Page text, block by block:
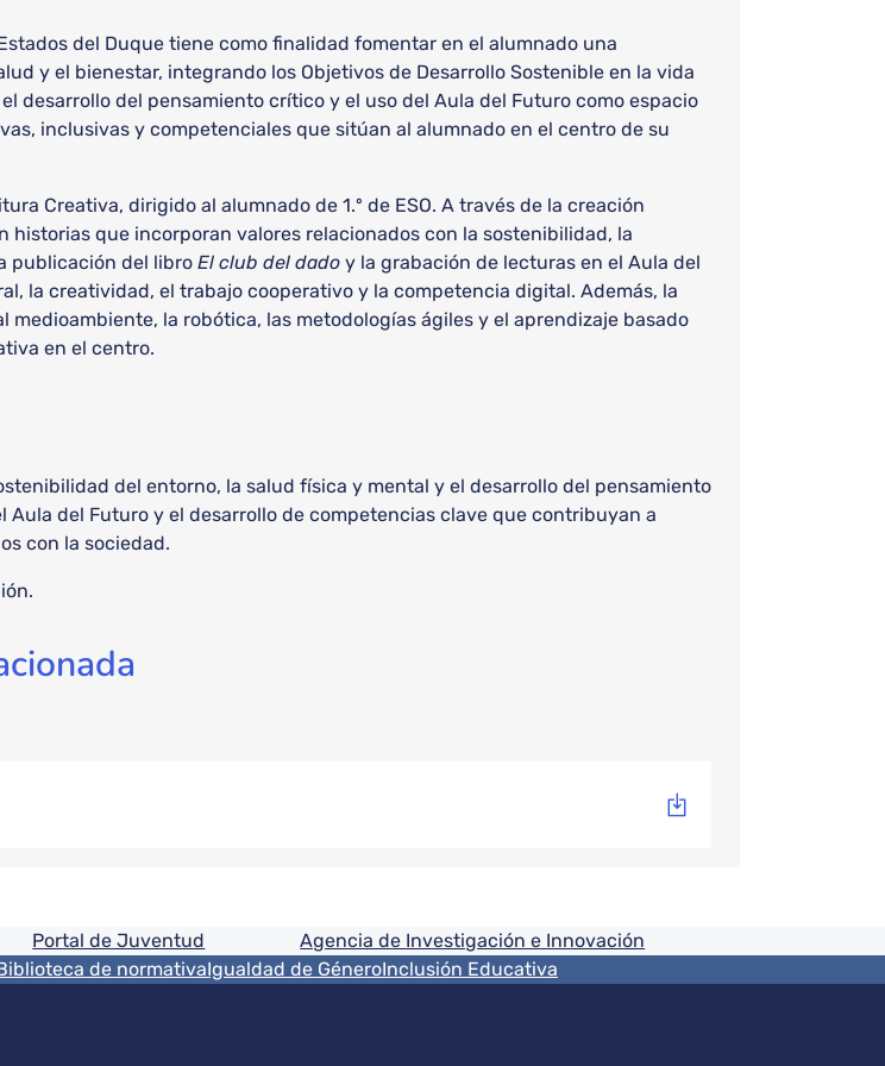
del Duque tiene como finalidad fomentar en el alumnado una
y el bienestar, integrando los Objetivos de Desarrollo Sostenible en la vida
desarrollo del pensamiento crítico y el uso del Aula del Futuro como espacio
inclusivas y competenciales que sitúan al alumnado en el centro de su
Creativa, dirigido al alumnado de 1.º de ESO. A través de la creación
que incorporan valores relacionados con la sostenibilidad, la
publicación del libro El club del dado y la grabación de lecturas en el Aula del
la creatividad, el trabajo cooperativo y la competencia digital. Además, la
la robótica, las metodologías ágiles y el aprendizaje basado
en el centro.
del entorno, la salud física y mental y el desarrollo del pensamiento
del Futuro y el desarrollo de competencias clave que contribuyan a
con la sociedad.
Portal de Juventud Agencia de Investigación e Innovación
de normativaIgualdad de GéneroInclusión Educativa